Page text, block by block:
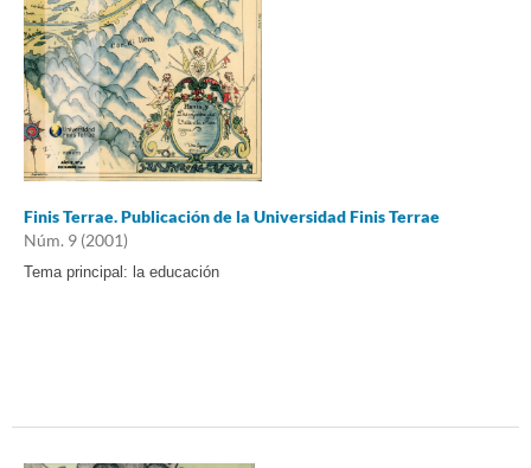
Finis Terrae. Publicación de la Universidad Finis Terrae
Núm. 9 (2001)
Tema principal: la educación